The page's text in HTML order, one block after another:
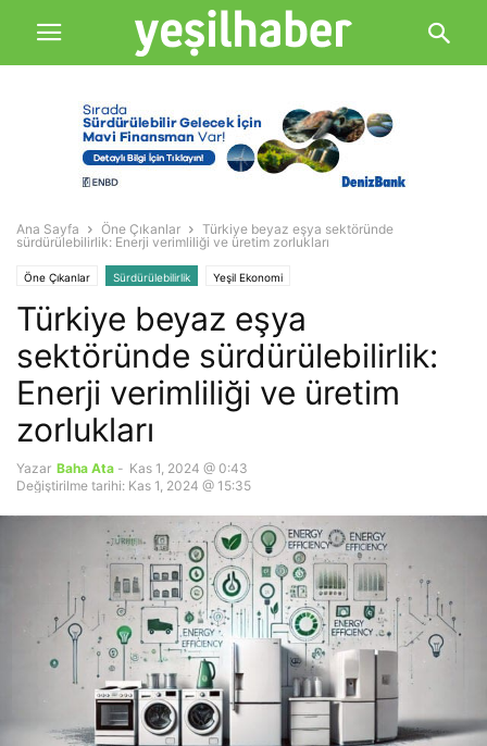
Ana Sayfa Öne Çıkanlar
Türkiye beyaz eşya sektöründe
sürdürülebilirlik: Enerji verimliliği ve üretim zorlukları
Öne Çıkanlar Sürdürülebilirlik Yeşil Ekonomi
Türkiye beyaz eşya
sektöründe sürdürülebilirlik:
Enerji verimliliği ve üretim
zorlukları
Yazar Baha Ata - Kas 1, 2024 @ 0:43
Değiştirilme tarihi: Kas 1, 2024 @ 15:35